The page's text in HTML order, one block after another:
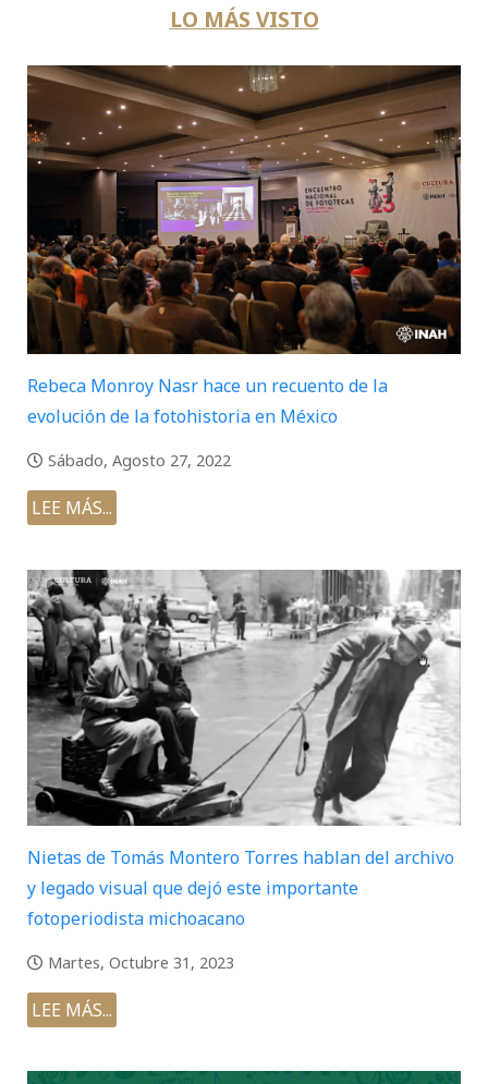
LO MÁS VISTO
Rebeca Monroy Nasr hace un recuento de la
evolución de la fotohistoria en México
Sábado, Agosto 27, 2022
LEE MÁS...
Nietas de Tomás Montero Torres hablan del archivo
y legado visual que dejó este importante
fotoperiodista michoacano
Martes, Octubre 31, 2023
LEE MÁS...